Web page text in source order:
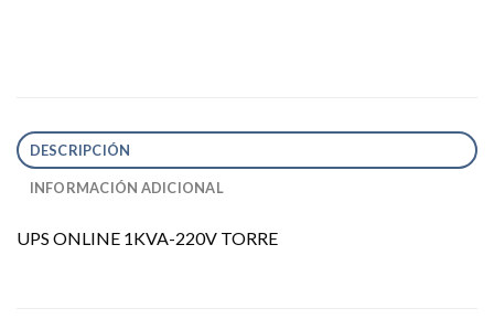
DESCRIPCIÓN
INFORMACIÓN ADICIONAL
UPS ONLINE 1KVA-220V TORRE